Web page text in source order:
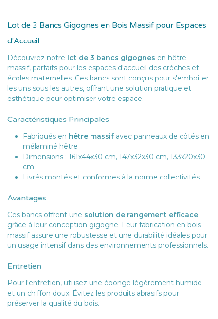
Lot de 3 Bancs Gigognes en Bois Massif pour Espaces
d'Accueil
Découvrez notre lot de 3 bancs gigognes en hêtre
massif, parfaits pour les espaces d'accueil des crèches et
écoles maternelles. Ces bancs sont conçus pour s'emboîter
les uns sous les autres, offrant une solution pratique et
esthétique pour optimiser votre espace.
Caractéristiques Principales
Fabriqués en hêtre massifavec panneaux de côtés en
mélaminé hêtre
Dimensions : 161x44x30 cm, 147x32x30 cm, 133x20x30
cm
Livrés montés et conformes à la norme collectivités
Avantages
Ces bancs offrent une solution de rangement efficace
grâce à leur conception gigogne. Leur fabrication en bois
massif assure une robustesse et une durabilité idéales pour
un usage intensif dans des environnements professionnels.
Entretien
Pour l'entretien, utilisez une éponge légèrement humide
et un chiffon doux. Évitez les produits abrasifs pour
préserver la qualité du bois.